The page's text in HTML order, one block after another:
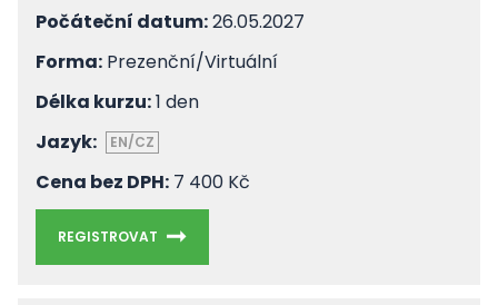
Počáteční datum:26.05.2027
Forma: Prezenční/Virtuální
Délka kurzu:1 den
Jazyk:
EN/CZ
Cena bez DPH: 7 400 Kč
REGISTROVAT